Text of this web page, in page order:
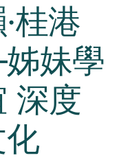
桂港
妹學
深度